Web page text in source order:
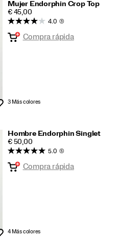
Mujer Endorphin Crop Top
PRICE
€ 45,00
Lista de deseos
4.0 (3)
Compra rápida
3 Más colores
Hombre Endorphin Singlet
PRICE
€ 50,00
Lista de deseos
5.0 (5)
Compra rápida
4 Más colores